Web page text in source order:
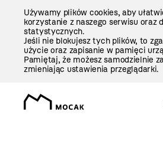
Używamy plików cookies, aby
korzystanie z naszego serwisu oraz
statystycznych.
Jeśli nie blokujesz tych plików, to
użycie oraz zapisanie w pamięci
Pamiętaj, że możesz samodzielnie
zmieniając ustawienia przeglądarki.